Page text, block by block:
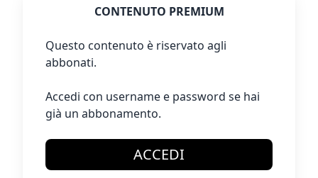
CONTENUTO PREMIUM
Questo contenuto è riservato agli
abbonati.
Accedi con username e password se hai
già un abbonamento.
ACCEDI